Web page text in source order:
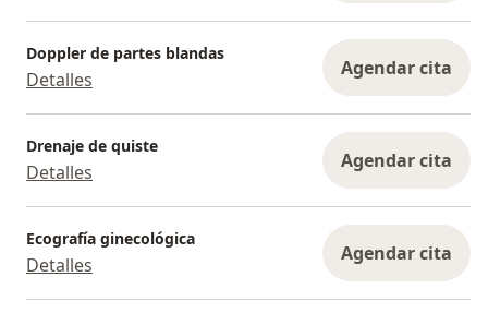
Doppler de partes blandas
Detalles Agendar cita
Drenaje de quiste
Detalles Agendar cita
Ecografía ginecológica
Detalles Agendar cita